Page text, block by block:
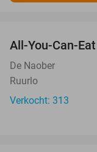
All-You-Can-
De Naober
Ruurlo
Verkocht: 313